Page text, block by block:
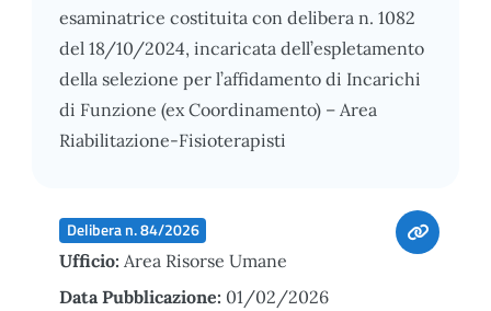
esaminatrice costituita con delibera n. 1082
del 18/10/2024, incaricata dell’espletamento
della selezione per l’affidamento di Incarichi
di Funzione (ex Coordinamento) – Area
Riabilitazione-Fisioterapisti
Delibera n. 84/2026
Ufficio: Area Risorse Umane
Data Pubblicazione: 01/02/2026